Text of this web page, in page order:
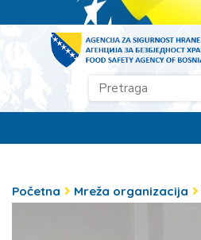
Početna Mreža organizacija